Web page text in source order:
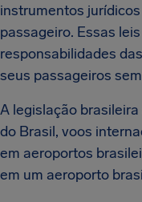
instrumentos
passageiro. Essas
responsabilidades
seus passageiros
A legislação
do Brasil, voos
em aeroportos
em um aeroporto